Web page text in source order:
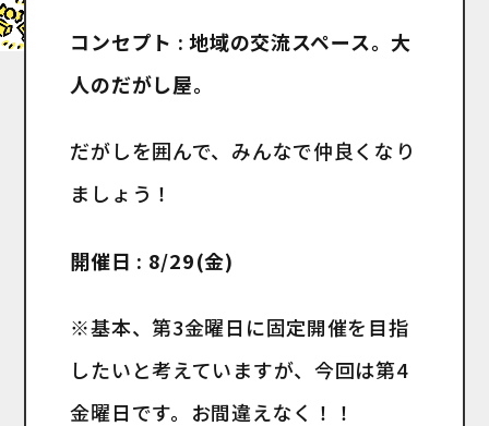
コンセプト : 地域の交流スペース。大
人のだがし屋。
だがしを囲んで、みんなで仲良くなり
ましょう！
開催日 : 8/29(金)
※基本、第3金曜日に固定開催を目指
したいと考えていますが、今回は第4
金曜日です。お間違えなく！！